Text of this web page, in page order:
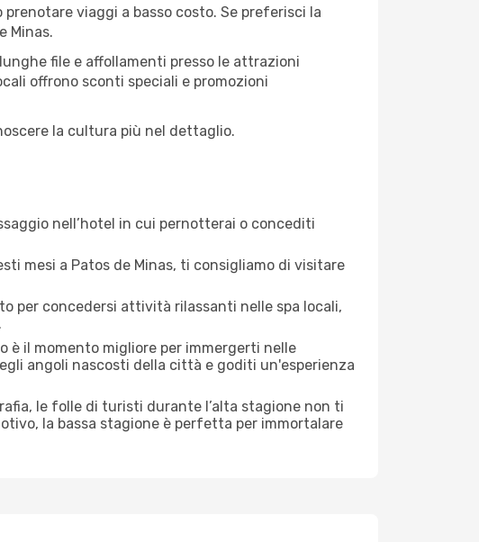
viaggi a basso costo. Se preferisci la
Minas.
file e affollamenti presso le attrazioni
offrono sconti speciali e promozioni
la cultura più nel dettaglio.
nell’hotel in cui pernotterai o concediti
mesi a Patos de Minas, ti consigliamo di visitare
per concedersi attività rilassanti nelle spa locali,
è il momento migliore per immergerti nelle
angoli nascosti della città e goditi un'esperienza
le folle di turisti durante l’alta stagione non ti
la bassa stagione è perfetta per immortalare